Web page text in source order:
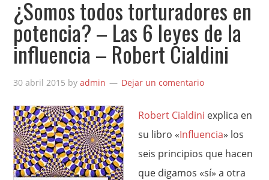
¿Somos todos torturadores en
potencia? – Las 6 leyes de la
influencia – Robert Cialdini
30 abril 2015 byadmin Dejar un comentario
Robert Cialdini explica en
su libro «Influencia» los
seis principios que hacen
que digamos «sí» a otra